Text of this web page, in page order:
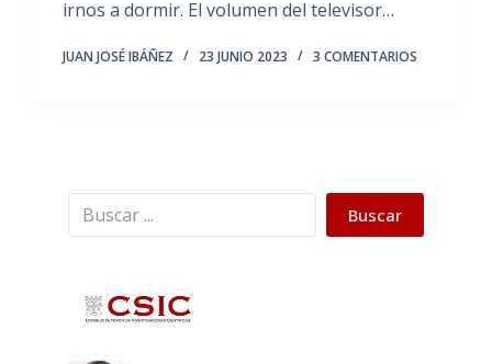
irnos a dormir. El volumen del televisor…
JUAN JOSÉ IBÁÑEZ 23 JUNIO 2023 3 COMENTARIOS
Buscar Buscar